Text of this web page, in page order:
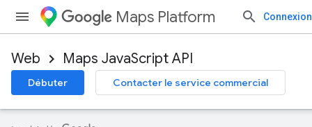
Maps Platform Connexion
Web Maps JavaScript API
Débuter Contacter le service commercial